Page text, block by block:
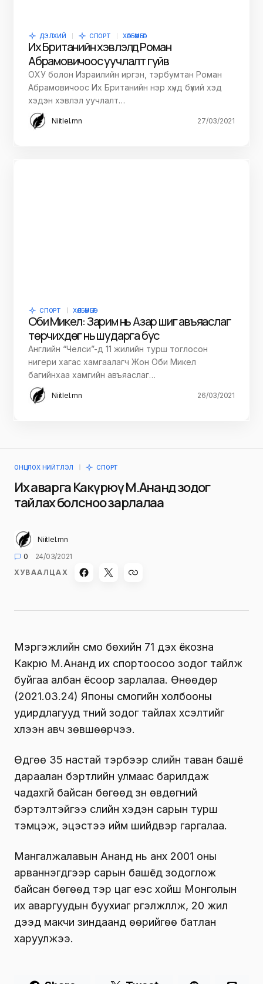
ДЭЛХИЙ СПОРТ ХӨЛБӨМБӨГ
Их Британийн хэвлэлүүд Роман
Абрамовичоос уучлалт гуйв
ОХУ болон Израилийн иргэн, тэрбумтан Роман
Абрамовичоос Их Британийн нэр хүнд бүхий хэд
хэдэн хэвлэл уучлалт…
Niitlel.mn 27/03/2021
СПОРТ ХӨЛБӨМБӨГ
Оби Микел: Зарим нь Азар шиг авъяаслаг
төрчихдөг нь шударга бус
Английн “Челси”-д 11 жилийн турш тоглосон
нигери хагас хамгаалагч Жон Оби Микел
багийнхаа хамгийн авъяаслаг…
Niitlel.mn 26/03/2021
ОНЦЛОХ НИЙТЛЭЛ СПОРТ
Их аварга Какүрюү М.Ананд зодог
тайлах болсноо зарлалаа
Niitlel.mn
0
24/03/2021
ХУВААЛЦАХ
Мэргэжлийн сүмо бөхийн 71 дэх ёкозүна
Какүрюү М.Ананд их спортоосоо зодог тайлж
буйгаа албан ёсоор зарлалаа. Өнөөдөр
(2021.03.24) Японы сүмогийн холбооны
удирдлагууд түүний зодог тайлах хүсэлтийг
хүлээн авч зөвшөөрчээ.
Өдгөө 35 настай тэрбээр сүүлийн таван башё
дараалан бэртлийн улмаас барилдаж
чадахгүй байсан бөгөөд зүүн өвдөгний
бэртэлтэйгээ сүүлийн хэдэн сарын турш
тэмцэж, эцэстээ ийм шийдвэр гаргалаа.
Мангалжалавын Ананд нь анх 2001 оны
арваннэгдүгээр сарын башёд зодоглож
байсан бөгөөд тэр цаг үеэс хойш Монголын
их аваргуудын буухиаг үргэлжлүүлж, 20 жил
дээд макүүчи зиндаанд өөрийгөө батлан
харуулжээ.